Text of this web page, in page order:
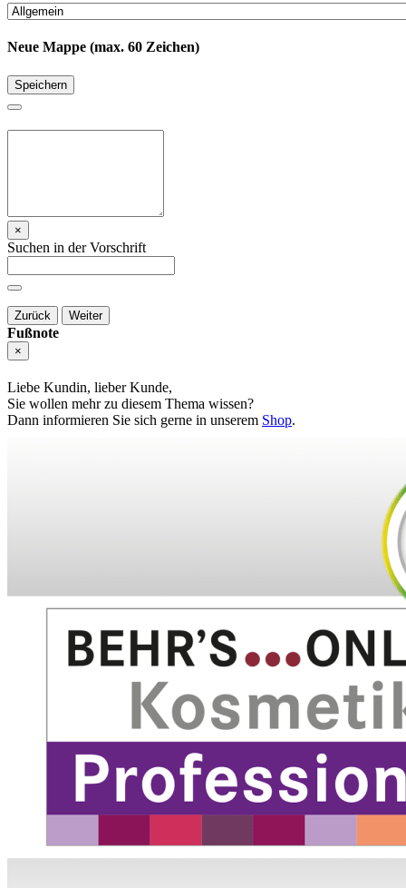
Neue Mappe (max. 60 Zeichen)
Speichern
×
Suchen in der Vorschrift
Zurück Weiter
Fußnote
×
Liebe Kundin, lieber Kunde,
Sie wollen mehr zu diesem Thema wissen?
Dann informieren Sie sich gerne in unserem Shop.